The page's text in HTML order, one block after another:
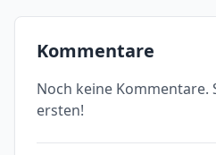
Kommentare
Noch keine Kommentare.
ersten!